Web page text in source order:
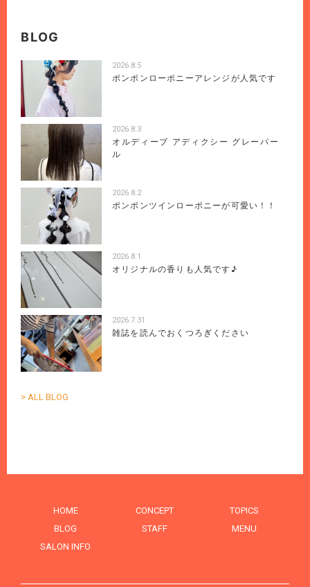
BLOG
2026.8.5
ポンポンローポニーアレンジが人気です
2026.8.3
オルディーブ アディクシー グレーパー
ル
2026.8.2
ポンポンツインローポニーが可愛い！！
2026.8.1
オリジナルの香りも人気です♪
2026.7.31
雑誌を読んでおくつろぎください
> ALL BLOG
HOME CONCEPT
TOPICS
BLOG
STAFF
MENU
SALON INFO